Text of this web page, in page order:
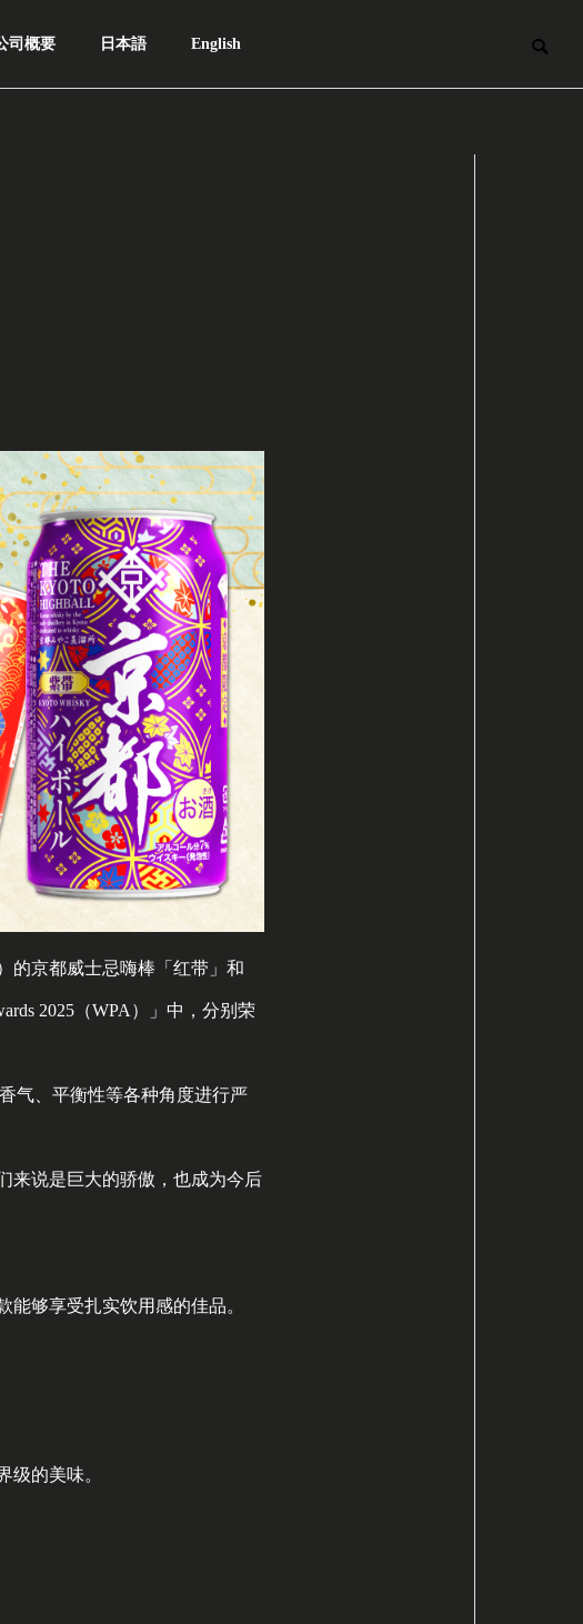
司概要 日本語 English
的京都威士忌嗨棒「红带」和
2025（WPA）」中，分别荣
气、平衡性等各种角度进行严
来说是巨大的骄傲，也成为今后
够享受扎实饮用感的佳品。
级的美味。